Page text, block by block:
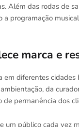
Além das rodas de
programação
marca e
diferentes
da
permanência dos
um público cada vez